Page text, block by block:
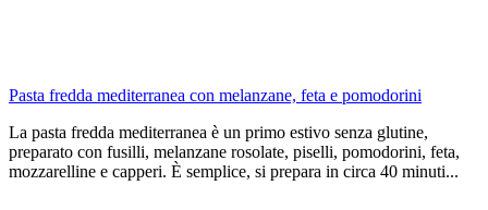
Pasta fredda mediterranea con melanzane, feta e pomodorini
La pasta fredda mediterranea è un primo estivo senza glutine,
preparato con fusilli, melanzane rosolate, piselli, pomodorini, feta,
mozzarelline e capperi. È semplice, si prepara in circa 40 minuti...